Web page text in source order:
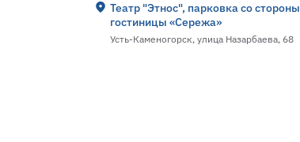
Театр "Этнос", парковка со стороны
гостиницы «Сережа»
Усть-Каменогорск, улица Назарбаева, 68